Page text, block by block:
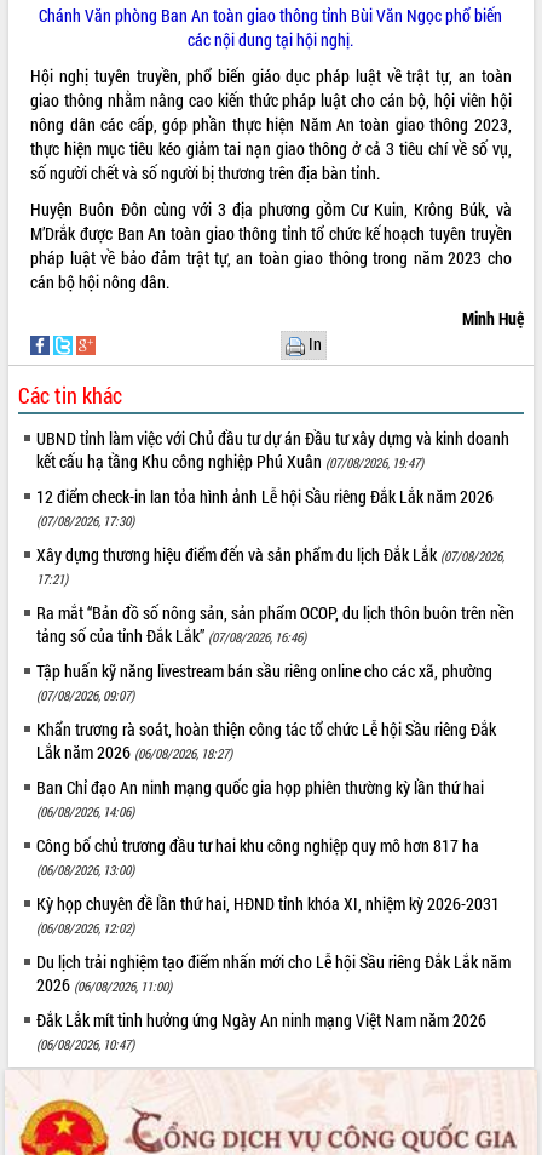
THỐNG KÊ TRUY CẬP
Hôm nay: 5235
Tất cả: 66050558
Chánh Văn phòng Ban An toàn giao thông tỉnh Bùi Văn Ngọc phổ biến
các nội dung tại hội nghị.
Hội nghị tuyên truyền, phổ biến giáo dục pháp luật về trật tự, an toàn
giao thông nhằm nâng cao kiến thức pháp luật cho cán bộ, hội viên hội
nông dân các cấp, góp phần thực hiện Năm An toàn giao thông 2023,
thực hiện mục tiêu kéo giảm tai nạn giao thông ở cả 3 tiêu chí về số vụ,
số người chết và số người bị thương trên địa bàn tỉnh.
Huyện Buôn Đôn cùng với 3 địa phương gồm Cư Kuin, Krông Búk, và
M’Drắk được Ban An toàn giao thông tỉnh tổ chức kế hoạch tuyên truyền
pháp luật về bảo đảm trật tự, an toàn giao thông trong năm 2023 cho
cán bộ hội nông dân.
Minh Huệ
In
Các tin khác
UBND tỉnh làm việc với Chủ đầu tư dự án Đầu tư xây dựng và kinh doanh
kết cấu hạ tầng Khu công nghiệp Phú Xuân (07/08/2026, 19:47)
12 điểm check-in lan tỏa hình ảnh Lễ hội Sầu riêng Đắk Lắk năm 2026
(07/08/2026, 17:30)
Xây dựng thương hiệu điểm đến và sản phẩm du lịch Đắk Lắk (07/08/2026,
17:21)
Ra mắt “Bản đồ số nông sản, sản phẩm OCOP, du lịch thôn buôn trên nền
tảng số của tỉnh Đắk Lắk” (07/08/2026, 16:46)
Tập huấn kỹ năng livestream bán sầu riêng online cho các xã, phường
(07/08/2026, 09:07)
Khẩn trương rà soát, hoàn thiện công tác tổ chức Lễ hội Sầu riêng Đắk
Lắk năm 2026 (06/08/2026, 18:27)
Ban Chỉ đạo An ninh mạng quốc gia họp phiên thường kỳ lần thứ hai
(06/08/2026, 14:06)
Công bố chủ trương đầu tư hai khu công nghiệp quy mô hơn 817 ha
(06/08/2026, 13:00)
Kỳ họp chuyên đề lần thứ hai, HĐND tỉnh khóa XI, nhiệm kỳ 2026-2031
(06/08/2026, 12:02)
Du lịch trải nghiệm tạo điểm nhấn mới cho Lễ hội Sầu riêng Đắk Lắk năm
2026 (06/08/2026, 11:00)
Đắk Lắk mít tinh hưởng ứng Ngày An ninh mạng Việt Nam năm 2026
(06/08/2026, 10:47)